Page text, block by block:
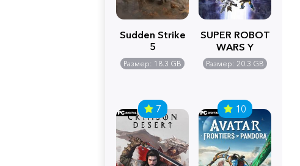
Sudden Strike
5
Размер: 18.3 GB
SUPER ROBOT
WARS Y
Размер: 20.3 GB
7 10